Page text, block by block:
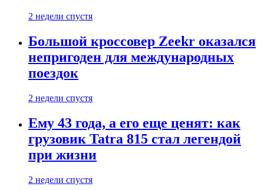
2 недели спустя
Большой кроссовер Zeekr оказался
непригоден для международных
поездок
2 недели спустя
Ему 43 года, а его еще ценят: как
грузовик Tatra 815 стал легендой
при жизни
2 недели спустя